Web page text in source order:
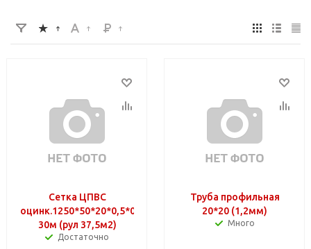
Сетка ЦПВС
оцинк.1250*50*20*0,5*0,7
30м (рул 37,5м2)
Достаточно
Труба профильная
20*20 (1,2мм)
Много